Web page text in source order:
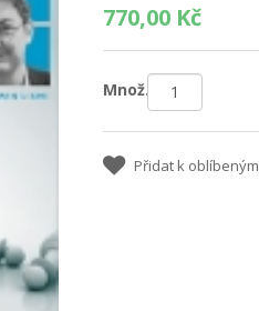
770,00 Kč
Množ.:
Přidat k oblíbeným